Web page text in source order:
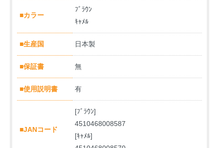
■カラー
ﾌﾞﾗｳﾝ
ｷｬﾒﾙ
■生産国 日本製
■保証書 無
■使用説明書 有
■JANコード
[ﾌﾞﾗｳﾝ]
4510468008587
[ｷｬﾒﾙ]